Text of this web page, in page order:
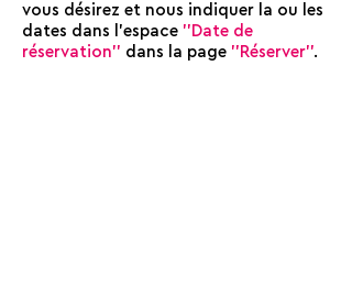
vous désirez et nous indiquer la ou les
dates dans l'espace ''Date de
réservation'' dans la page ''Réserver''.